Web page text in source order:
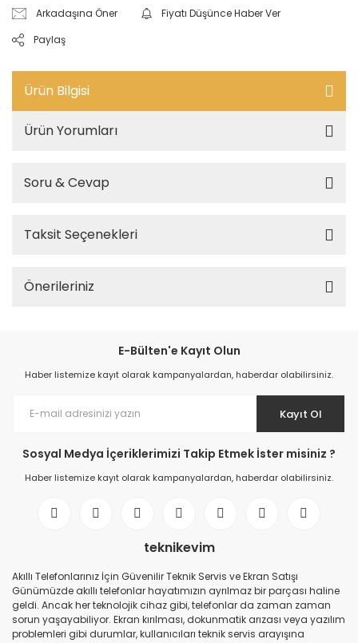
Arkadaşına Öner
Fiyatı Düşünce Haber Ver
Paylaş
Ürün Bilgisi
Ürün Yorumları
Soru & Cevap
Taksit Seçenekleri
Önerileriniz
E-Bülten'e Kayıt Olun
Haber listemize kayıt olarak kampanyalardan, haberdar olabilirsiniz.
Kayıt Ol
Sosyal Medya İçeriklerimizi Takip Etmek İster misiniz ?
Haber listemize kayıt olarak kampanyalardan, haberdar olabilirsiniz.
teknikevim
Akıllı Telefonlarınız İçin Güvenilir Teknik Servis ve Ekran Satışı
Günümüzde akıllı telefonlar hayatımızın ayrılmaz bir parçası haline
geldi. Ancak her teknolojik cihaz gibi, telefonlar da zaman zaman
sorun yaşayabiliyor. Ekran kırılması, dokunmatik arızası veya yazılım
problemleri gibi durumlar, kullanıcıları teknik servis arayışına